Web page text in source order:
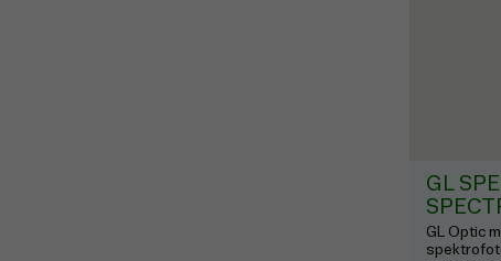
GL
GL Optic